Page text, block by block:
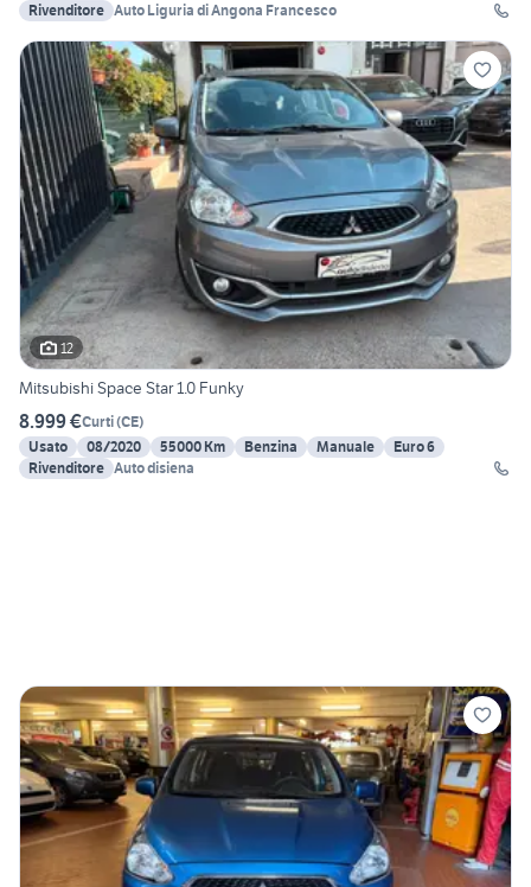
Rivenditore Auto Liguria di Angona Francesco
12
Mitsubishi Space Star 1.0 Funky
8.999 €Curti(CE)
Usato
08/2020 55000 Km Benzina Manuale
Euro 6
Rivenditore Auto disiena